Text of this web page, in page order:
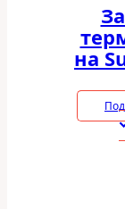
на